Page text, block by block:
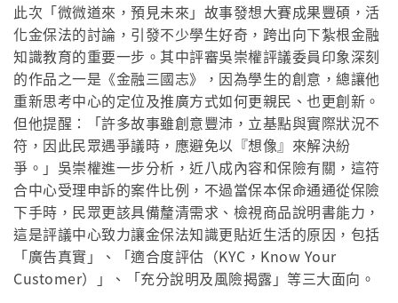
此次「微微道來，預見未來」故事發想大賽成果豐碩，活
化金保法的討論，引發不少學生好奇，跨出向下紮根金融
知識教育的重要一步。其中評審吳崇權評議委員印象深刻
的作品之一是《金融三國志》，因為學生的創意，總讓他
重新思考中心的定位及推廣方式如何更親民、也更創新。
但他提醒：「許多故事雖創意豐沛，立基點與實際狀況不
符，因此民眾遇爭議時，應避免以『想像』來解決紛
爭。」吳崇權進一步分析，近八成內容和保險有關，這符
合中心受理申訴的案件比例，不過當保本保命通通從保險
下手時，民眾更該具備釐清需求、檢視商品說明書能力，
這是評議中心致力讓金保法知識更貼近生活的原因，包括
「廣告真實」、「適合度評估（KYC，Know Your
Customer）」、「充分說明及風險揭露」等三大面向。